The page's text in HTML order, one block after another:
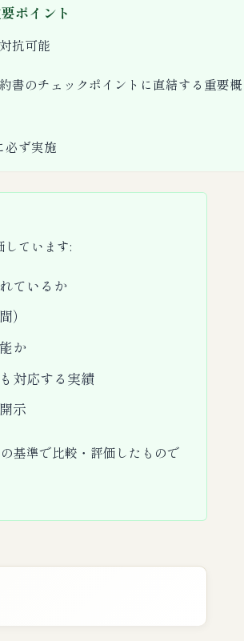
ポイント
抗可能
書のチェックポイントに直結する重要概
必ず実施
ています:
ているか
か
対応する実績
示
基準で比較・評価したもので